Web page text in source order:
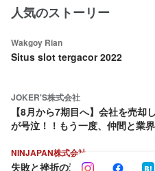
人気のストーリー
Wakgoy Rian
Situs slot tergacor 2022
JOKER'S株式会社
【8月から7期目へ】会社を売却
が号泣！！もう一度、仲間と業
NINJAPAN株式会社
失敗と挫折の連続から這い上が